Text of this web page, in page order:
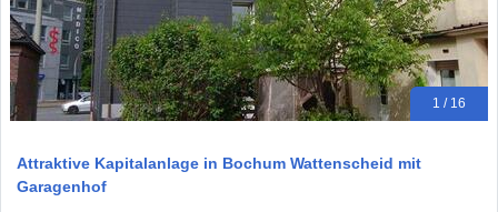
1 / 16
Attraktive Kapitalanlage in Bochum Wattenscheid mit
Garagenhof